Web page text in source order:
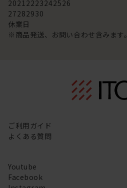
20212223242526
27282930
休業日
※商品発送、お問い合わせ含みます。
ご利用ガイド
よくある質問
Youtube
Facebook